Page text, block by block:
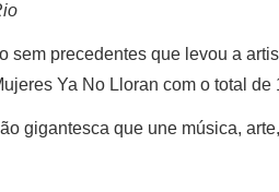
precedentes que levou a
Ya No Lloran com o total de
gigantesca que une música,